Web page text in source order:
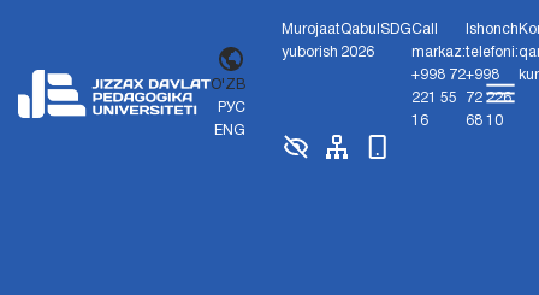
O'ZB
РУС
ENG
Murojaat
yuborish
Qabul
2026
SDGCall
markaz:
+998 72
221 55
16
Ishonch
telefoni:
+998
72 226
68 10